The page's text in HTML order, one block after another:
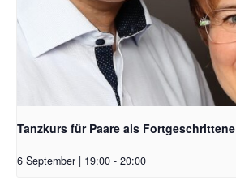
Tanzkurs für Paare als Fortgeschrittene
6 September | 19:00 - 20:00